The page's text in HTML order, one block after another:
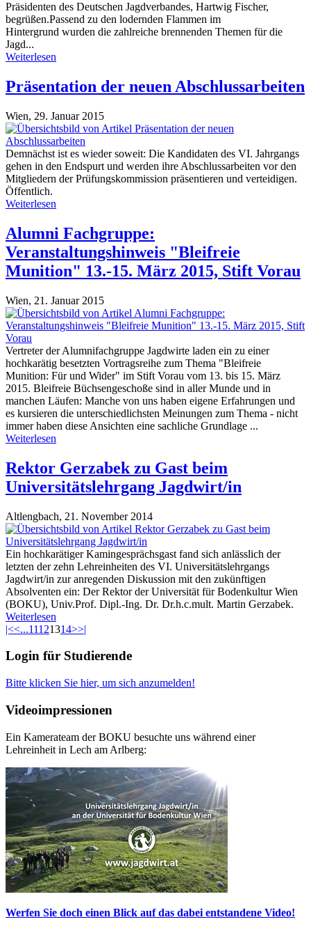
Präsidenten des Deutschen Jagdverbandes, Hartwig Fischer,
begrüßen.Passend zu den lodernden Flammen im
Hintergrund wurden die zahlreiche brennenden Themen für die
Jagd...
Weiterlesen
Präsentation der neuen Abschlussarbeiten
Wien, 29. Januar 2015
Demnächst ist es wieder soweit: Die Kandidaten des VI. Jahrgangs
gehen in den Endspurt und werden ihre Abschlussarbeiten vor den
Mitgliedern der Prüfungskommission präsentieren und verteidigen.
Öffentlich.
Weiterlesen
Alumni Fachgruppe:
Veranstaltungshinweis "Bleifreie
Munition" 13.-15. März 2015, Stift Vorau
Wien, 21. Januar 2015
Vertreter der Alumnifachgruppe Jagdwirte laden ein zu einer
hochkarätig besetzten Vortragsreihe zum Thema "Bleifreie
Munition: Für und Wider" im Stift Vorau vom 13. bis 15. März
2015. Bleifreie Büchsengeschoße sind in aller Munde und in
manchen Läufen: Manche von uns haben eigene Erfahrungen und
es kursieren die unterschiedlichsten Meinungen zum Thema - nicht
immer haben diese Ansichten eine sachliche Grundlage ...
Weiterlesen
Rektor Gerzabek zu Gast beim
Universitätslehrgang Jagdwirt/in
Altlengbach, 21. November 2014
Ein hochkarätiger Kamingesprächsgast fand sich anlässlich der
letzten der zehn Lehreinheiten des VI. Universitätslehrgangs
Jagdwirt/in zur anregenden Diskussion mit den zukünftigen
Absolventen ein: Der Rektor der Universität für Bodenkultur Wien
(BOKU), Univ.Prof. Dipl.-Ing. Dr. Dr.h.c.mult. Martin Gerzabek.
Weiterlesen
|<<...11121314>>|
Login für Studierende
Bitte klicken Sie hier, um sich anzumelden!
Videoimpressionen
Ein Kamerateam der BOKU besuchte uns während einer
Lehreinheit in Lech am Arlberg:
Werfen Sie doch einen Blick auf das dabei entstandene Video!